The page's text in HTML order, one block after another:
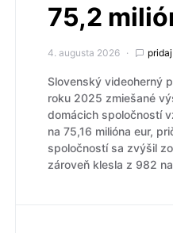
75,2
4. augusta 2026
Slovenský videoherný
roku 2025 zmiešané
domácich spoločností
na 75,16 milióna eur,
spoločností sa zvýšil
zároveň klesla z 982